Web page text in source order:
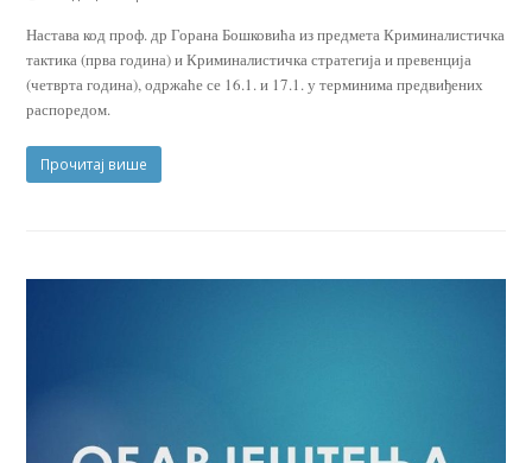
Настава код проф. др Горана Бошковића из предмета Криминалистичка
тактика (прва година) и Криминалистичка стратегија и превенција
(четврта година), одржаће се 16.1. и 17.1. у терминима предвиђених
распоредом.
Прочитај више